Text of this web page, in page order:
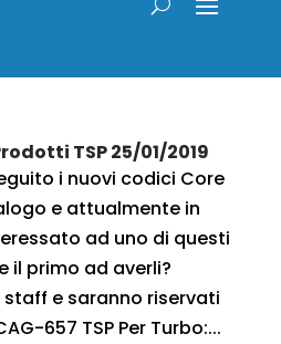
TSP 25/01/2019
i nuovi codici Core
e attualmente in
ad uno di questi
il primo ad averli?
e saranno riservati
657 TSP Per Turbo:...